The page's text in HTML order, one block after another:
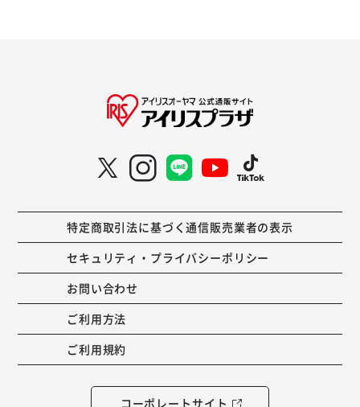
特定商取引法に基づく通信販売業者の表示
セキュリティ・プライバシーポリシー
お問い合わせ
ご利用方法
ご利用規約
コーポレートサイト